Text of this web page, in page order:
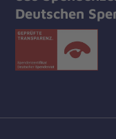
Deutschen